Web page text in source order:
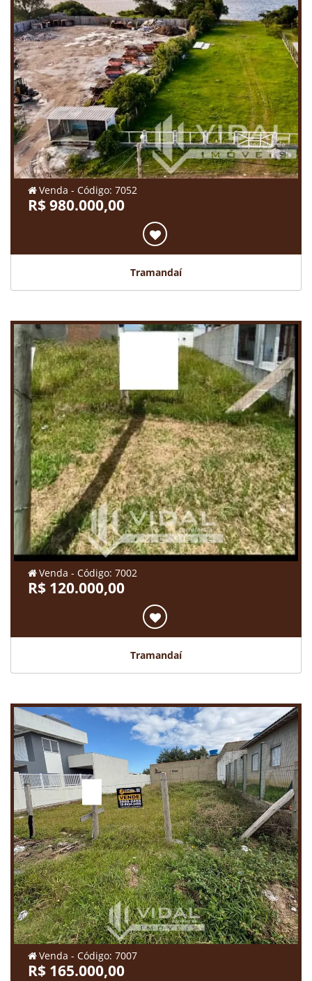
Venda - Código: 7052
R$ 980.000,00
Tramandaí
Venda - Código: 7002
R$ 120.000,00
Tramandaí
Venda - Código: 7007
R$ 165.000,00